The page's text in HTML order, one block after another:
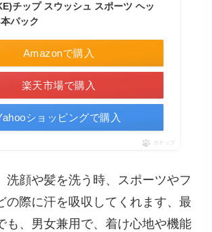
チップ スウッシュ スポーツ ヘッ
パック
Amazonで購入
楽天市場で購入
ショッピングで購入
ポチップ
洗顔や髪を洗う時、スポーツやフ
の際に汗を吸収してくれます、最
も、男女兼用で、着け心地や機能